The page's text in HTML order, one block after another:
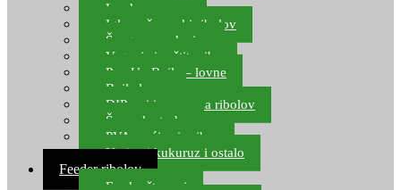
Leadcore
Igle za šaranski ribolov
Špage, upredenice
Vaganje i zaštita ribe
Pop Up Boile – lovne
Boile lovne
DIP-ovi i arome za ribolov
Šaranske torbe
PVA vrećice i pribor
Umjetni kukuruz i ostalo
Feeder ribolov
Feeder štapovi